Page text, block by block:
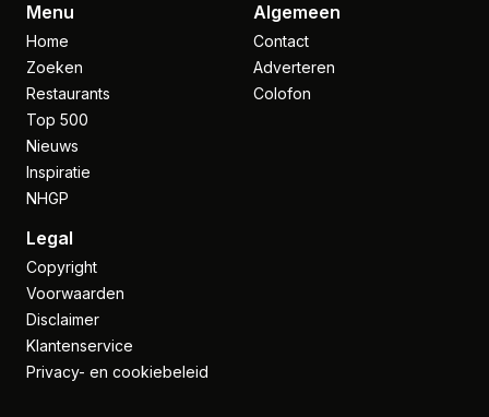
Menu
Home
Zoeken
Restaurants
Top 500
Nieuws
Inspiratie
NHGP
Algemeen
Contact
Adverteren
Colofon
Legal
Copyright
Voorwaarden
Disclaimer
Klantenservice
Privacy- en cookiebeleid